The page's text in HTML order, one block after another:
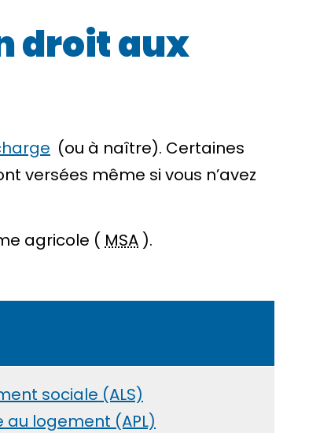
droit aux
(ou à naître). Certaines
versées même si vous n’avez
agricole ( MSA ).
sociale (ALS)
logement (APL)